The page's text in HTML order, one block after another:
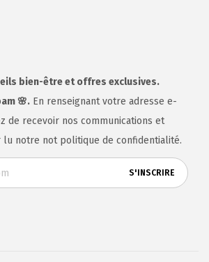
bien-être et offres exclusives.
🌸. En renseignant votre adresse e-
de recevoir nos communications et
lu notre not politique de confidentialité.